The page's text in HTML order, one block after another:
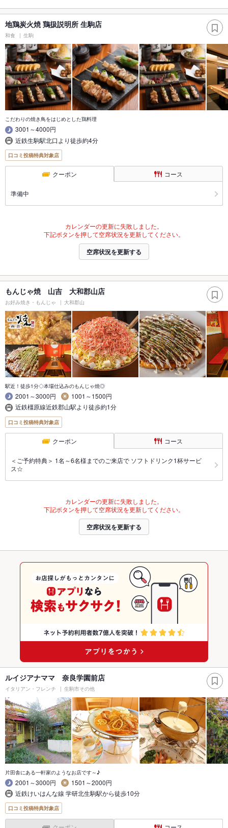
地鶏炭火焼 鶏扱説明所 生駒店
和食 生駒
こだわりの焼き鳥をはじめとした鶏料理
3001～4000円
近鉄生駒駅北口より徒歩約4分
口コミ投稿特典対象店
クーポン コース
準備中
カレンダーの更新に失敗しました。
下記ボタンを押して空席状況を更新してください。
空席状況を更新する
もんじゃ焼 山吉 大和郡山店
お好み焼き・もんじゃ 大和郡山
駅近！徒歩1分◇本場仕込みのもんじゃ焼◎
2001～3000円
1001～1500円
近鉄橿原線近鉄郡山駅より徒歩約1分
口コミ投稿特典対象店
クーポン コース
＜ご予約特典＞ 1名～6名様までのご来店で ソフトドリンク1杯サービ
ス☆
カレンダーの更新に失敗しました。
下記ボタンを押して空席状況を更新してください。
空席状況を更新する
ルイジアナママ 奈良学園前店
イタリアン・フレンチ 生駒市その他
片田舎にある一軒家のようなお店です～♪
2001～3000円
1501～2000円
近鉄けいはんな線 学研北生駒駅から徒歩10分
口コミ投稿特典対象店